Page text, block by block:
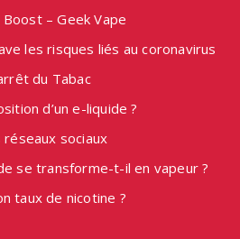
– Geek Vape
les risques liés au coronavirus
du Tabac
d’un e-liquide ?
sociaux
se transforme-t-il en vapeur ?
taux de nicotine ?